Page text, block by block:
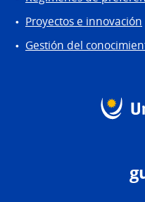
Proyectos e innovación
Gestión del